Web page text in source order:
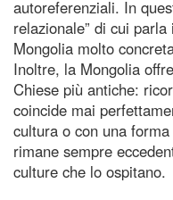
autoreferenziali. In
relazionale” di cui
Mongolia molto
Inoltre, la Mongolia
Chiese più antiche:
coincide mai
cultura o con una
rimane sempre
culture che lo ospitano.